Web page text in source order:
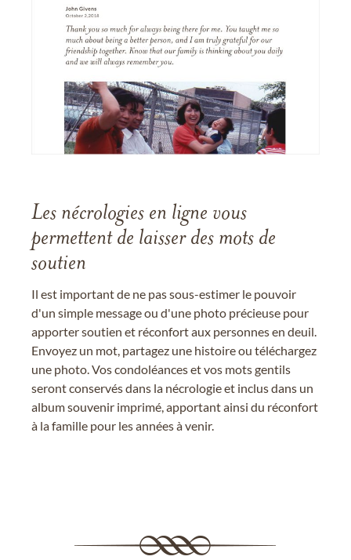
Les nécrologies en ligne vous
permettent de laisser des mots de
soutien
Il est important de ne pas sous-estimer le pouvoir
d'un simple message ou d'une photo précieuse pour
apporter soutien et réconfort aux personnes en deuil.
Envoyez un mot, partagez une histoire ou téléchargez
une photo. Vos condoléances et vos mots gentils
seront conservés dans la nécrologie et inclus dans un
album souvenir imprimé, apportant ainsi du réconfort
à la famille pour les années à venir.